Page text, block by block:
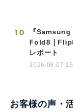
10
『
Fold8｜
レポート
2026.08.07
お客様の声・